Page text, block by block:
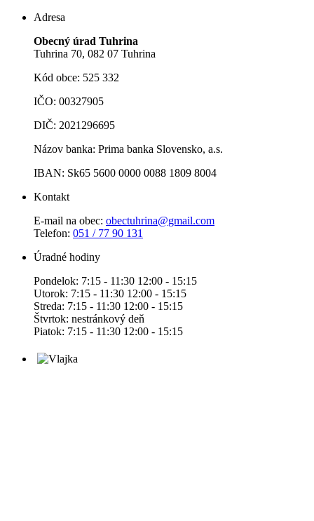
Adresa
Obecný úrad Tuhrina
Tuhrina 70, 082 07 Tuhrina
Kód obce: 525 332
IČO: 00327905
DIČ: 2021296695
Názov banka: Prima banka Slovensko, a.s.
IBAN: Sk65 5600 0000 0088 1809 8004
Kontakt
E-mail na obec: obectuhrina@gmail.com
Telefon: 051 / 77 90 131
Úradné hodiny
Pondelok: 7:15 - 11:30 12:00 - 15:15
Utorok: 7:15 - 11:30 12:00 - 15:15
Streda: 7:15 - 11:30 12:00 - 15:15
Štvrtok: nestránkový deň
Piatok: 7:15 - 11:30 12:00 - 15:15